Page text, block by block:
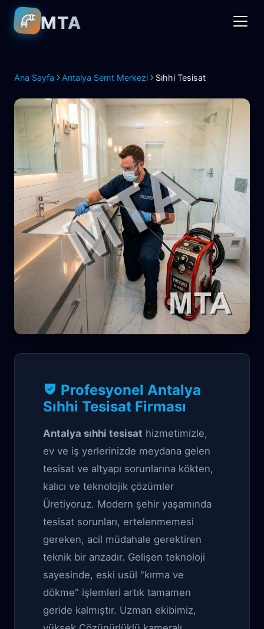
MTA
Ana Sayfa Antalya Semt Merkezi Sıhhi Tesisat
Antalya Sıhhi
Tesisat
Profesyonel Antalya
Sıhhi Tesisat Firması
Antalya sıhhi tesisat hizmetimizle,
ev ve iş yerlerinizde meydana gelen
tesisat ve altyapı sorunlarına kökten,
kalıcı ve teknolojik çözümler
Üretiyoruz. Modern şehir yaşamında
tesisat sorunları, ertelenmemesi
gereken, acil müdahale gerektiren
teknik bir arızadır. Gelişen teknoloji
sayesinde, eski usül "kırma ve
dökme" işlemleri artık tamamen
geride kalmıştır. Uzman ekibimiz,